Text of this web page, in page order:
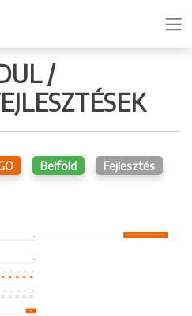
/
Fejlesztés
Belföld